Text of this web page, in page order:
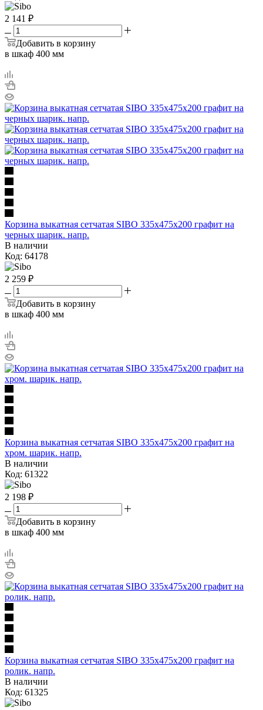
2 141 ₽
Добавить в корзину
в шкаф 400 мм
Корзина выкатная сетчатая SIBO 335х475х200 графит на
черных шарик. напр.
В наличии
Код: 64178
2 259 ₽
Добавить в корзину
в шкаф 400 мм
Корзина выкатная сетчатая SIBO 335х475х200 графит на
хром. шарик. напр.
В наличии
Код: 61322
2 198 ₽
Добавить в корзину
в шкаф 400 мм
Корзина выкатная сетчатая SIBO 335х475х200 графит на
ролик. напр.
В наличии
Код: 61325